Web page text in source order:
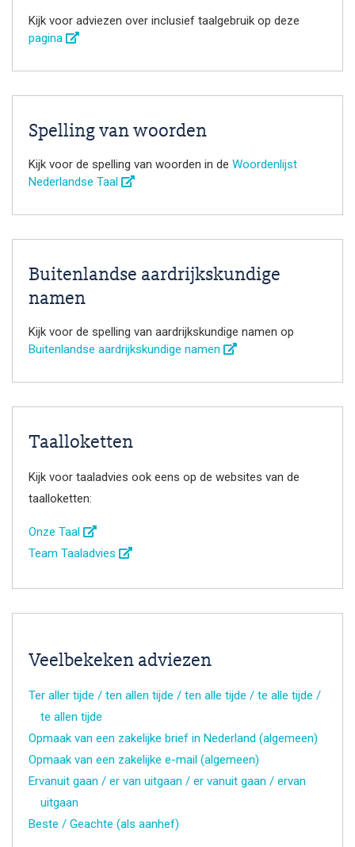
Kijk voor adviezen over inclusief taalgebruik op deze
pagina
Spelling van woorden
Kijk voor de spelling van woorden in de Woordenlijst
Nederlandse Taal
Buitenlandse aardrijkskundige
namen
Kijk voor de spelling van aardrijkskundige namen op
Buitenlandse aardrijkskundige namen
Taalloketten
Kijk voor taaladvies ook eens op de websites van de
taalloketten:
Onze Taal
Team Taaladvies
Veelbekeken adviezen
Ter aller tijde / ten allen tijde / ten alle tijde / te alle tijde /
te allen tijde
Opmaak van een zakelijke brief in Nederland (algemeen)
Opmaak van een zakelijke e-mail (algemeen)
Ervanuit gaan / er van uitgaan / er vanuit gaan / ervan
uitgaan
Beste / Geachte (als aanhef)